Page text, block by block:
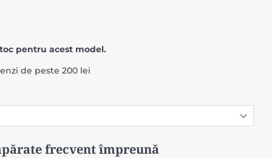
pentru acest model.
de peste 200 lei
frecvent împreună